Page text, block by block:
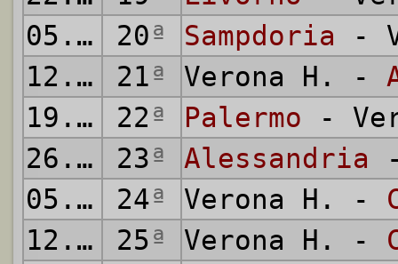
05.02.
1967
20ª Sampdoria -
12.02.
1967
21ª Verona H. -
19.02.
1967
22ª Palermo -
26.02.
1967
23ª Alessandria
05.03.
1967
24ª Verona H. -
12.03.
1967
25ª Verona H. -